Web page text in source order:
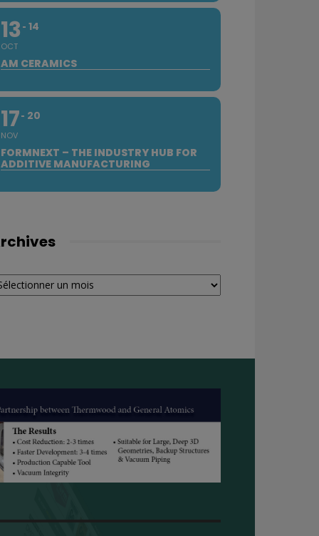
13
OCT
14
AM CERAMICS
17
NOV
20
FORMNEXT – THE INDUSTRY HUB FOR
ADDITIVE MANUFACTURING